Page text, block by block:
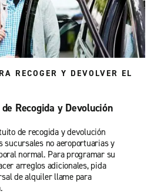
RECOGER Y DEVOLVER EL
Recogida y Devolución
de recogida y devolución
sucursales no aeroportuarias y
normal. Para programar su
arreglos adicionales, pida
de alquiler llame para